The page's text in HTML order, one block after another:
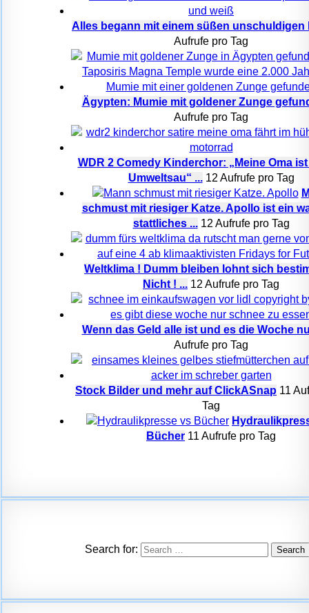
Alles begann mit einem süßen unschuldigen
Aufrufe pro Tag
Ägypten: Mumie mit goldener Zunge
Aufrufe pro Tag
WDR 2 Comedy Kinderchor: „Meine Oma
Umweltsau“ ... 12 Aufrufe pro Tag
schmust mit riesiger Katze. Apollo ist ein
stattliches ... 12 Aufrufe pro Tag
Weltklima ! Dumm bleiben lohnt sich
Nicht ! ... 12 Aufrufe pro Tag
Wenn das Geld alle ist und es die Woche
Aufrufe pro Tag
Stock Bilder und mehr auf ClickASnap 11
Tag
Bücher 11 Aufrufe pro Tag
Search for: